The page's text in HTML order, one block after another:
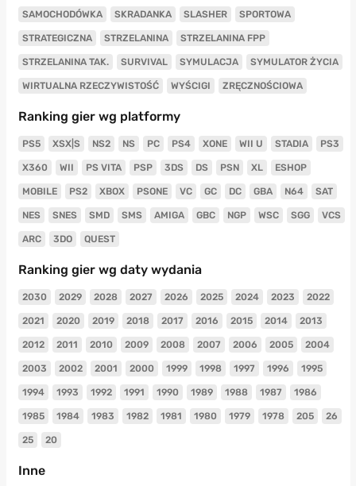
SAMOCHODÓWKA SKRADANKA SLASHER SPORTOWA
STRATEGICZNA STRZELANINA STRZELANINA FPP
STRZELANINA TAK. SURVIVAL SYMULACJA SYMULATOR ŻYCIA
WIRTUALNA RZECZYWISTOŚĆ WYŚCIGI ZRĘCZNOŚCIOWA
Ranking gier wg platformy
PS5 XSX|S NS2 NS PC PS4 XONE WII U STADIA PS3
X360 WII PS VITA PSP 3DS DS PSN XL ESHOP
MOBILE PS2 XBOX PSONE VC GC DC GBA N64 SAT
NES SNES SMD SMS AMIGA GBC NGP WSC SGG VCS
ARC 3DO QUEST
Ranking gier wg daty wydania
2030 2029 2028 2027 2026 2025 2024 2023 2022
2021 2020 2019 2018 2017 2016 2015 2014 2013
2012 2011 2010 2009 2008 2007 2006 2005 2004
2003 2002 2001 2000 1999 1998 1997 1996 1995
1994 1993 1992 1991 1990 1989 1988 1987 1986
1985 1984 1983 1982 1981 1980 1979 1978 205 26
25 20
Inne